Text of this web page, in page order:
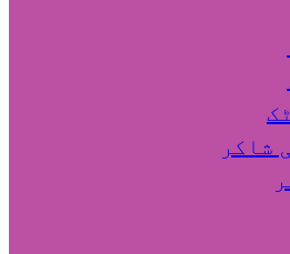
شاکر